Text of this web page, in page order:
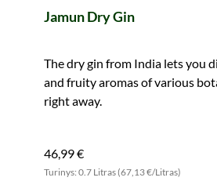
Jamun Dry Gin
The dry gin from India lets you
and fruity aromas of various
right away.
46,99 €
Turinys: 0.7 Litras (67,13 €/Litras)